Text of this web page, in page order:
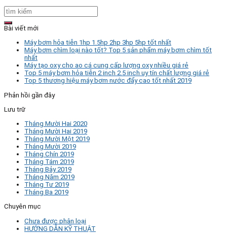
Bài viết mới
Máy bơm hỏa tiễn 1hp 1.5hp 2hp 3hp 5hp tốt nhất
Máy bơm chìm loại nào tốt? Top 5 sản phẩm máy bơm chìm tốt
nhất
Máy tạo oxy cho ao cá cung cấp lượng oxy nhiều giá rẻ
Top 5 máy bơm hỏa tiễn 2 inch 2.5 inch uy tín chất lượng giá rẻ
Top 5 thương hiệu máy bơm nước đẩy cao tốt nhất 2019
Phản hồi gần đây
Lưu trữ
Tháng Mười Hai 2020
Tháng Mười Hai 2019
Tháng Mười Một 2019
Tháng Mười 2019
Tháng Chín 2019
Tháng Tám 2019
Tháng Bảy 2019
Tháng Năm 2019
Tháng Tư 2019
Tháng Ba 2019
Chuyên mục
Chưa được phân loại
HƯỚNG DẪN KỸ THUẬT